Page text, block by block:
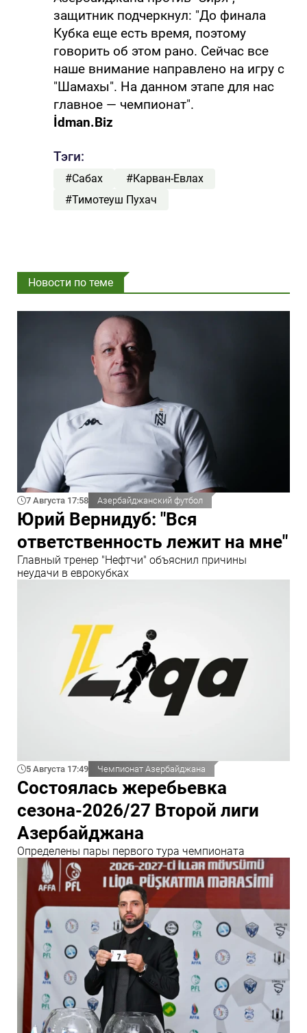
защитник подчеркнул: "До финала
Кубка еще есть время, поэтому
говорить об этом рано. Сейчас все
наше внимание направлено на игру с
"Шамахы". На данном этапе для нас
главное — чемпионат".
İdman.Biz
Тэги:
#Сабах
#Карван-Евлах
#Тимотеуш Пухач
Новости по теме
7 Августа 17:58 Азербайджанский футбол
Юрий Вернидуб: "Вся
ответственность лежит на мне"
Главный тренер "Нефтчи" объяснил причины
неудачи в еврокубках
5 Августа 17:49 Чемпионат Азербайджана
Состоялась жеребьевка
сезона-2026/27 Второй лиги
Азербайджана
Определены пары первого тура чемпионата